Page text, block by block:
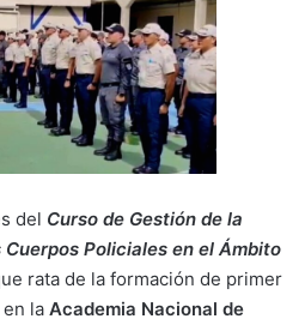
del Curso de Gestión de la
Policiales en el Ámbito
rata de la formación de primer
la Academia Nacional de